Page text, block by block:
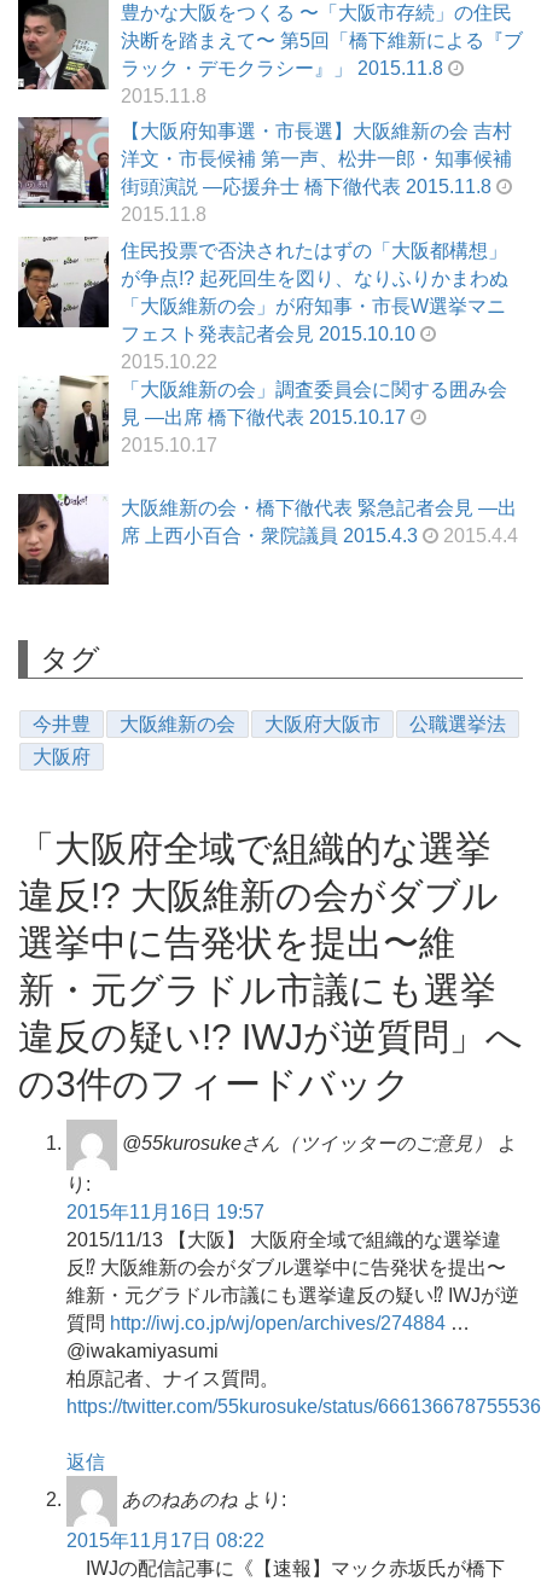
豊かな大阪をつくる 〜「大阪市存続」の住民
決断を踏まえて〜 第5回「橋下維新による『ブ
ラック・デモクラシー』」 2015.11.8
2015.11.8
【大阪府知事選・市長選】大阪維新の会 吉村
洋文・市長候補 第一声、松井一郎・知事候補
街頭演説 ―応援弁士 橋下徹代表 2015.11.8
2015.11.8
住民投票で否決されたはずの「大阪都構想」
が争点!? 起死回生を図り、なりふりかまわぬ
「大阪維新の会」が府知事・市長W選挙マニ
フェスト発表記者会見 2015.10.10
2015.10.22
「大阪維新の会」調査委員会に関する囲み会
見 ―出席 橋下徹代表 2015.10.17
2015.10.17
大阪維新の会・橋下徹代表 緊急記者会見 —出
席 上西小百合・衆院議員 2015.4.3
2015.4.4
タグ
今井豊 大阪維新の会 大阪府大阪市
公職選挙法
大阪府
「大阪府全域で組織的な選挙
違反!? 大阪維新の会がダブル
選挙中に告発状を提出〜維
新・元グラドル市議にも選挙
違反の疑い!? IWJが逆質問」へ
の3件のフィードバック
@55kurosukeさん（ツイッターのご意見）
よ
り:
2015年11月16日 19:57
2015/11/13 【大阪】 大阪府全域で組織的な選挙違
反⁉︎ 大阪維新の会がダブル選挙中に告発状を提出〜
維新・元グラドル市議にも選挙違反の疑い⁉︎ IWJが逆
質問 http://iwj.co.jp/wj/open/archives/274884 …
@iwakamiyasumi
柏原記者、ナイス質問。
https://twitter.com/55kurosuke/status/
返信
あのねあのね より:
2015年11月17日 08:22
IWJの配信記事に《【速報】マック赤坂氏が橋下